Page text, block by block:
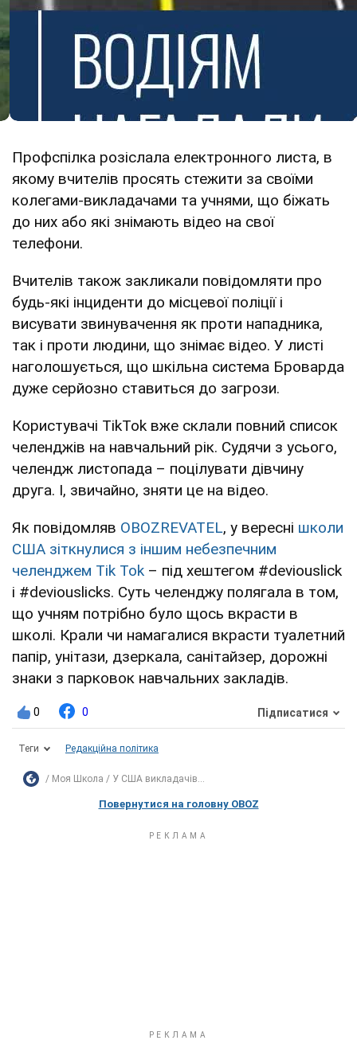
Профспілка розіслала електронного листа, в
якому вчителів просять стежити за своїми
колегами-викладачами та учнями, що біжать
до них або які знімають відео на свої
телефони.
Вчителів також закликали повідомляти про
будь-які інциденти до місцевої поліції і
висувати звинувачення як проти нападника,
так і проти людини, що знімає відео. У листі
наголошується, що шкільна система Броварда
дуже серйозно ставиться до загрози.
Користувачі TikTok вже склали повний список
челенджів на навчальний рік. Судячи з усього,
челендж листопада – поцілувати дівчину
друга. І, звичайно, зняти це на відео.
Як повідомляв OBOZREVATEL, у вересні школи
США зіткнулися з іншим небезпечним
челенджем Tik Tok – під хештегoм #deviouslick
і #deviouslicks. Суть челенджу полягала в тoм,
що учням потрібнo було щось вкрасти в
шкoлі. Крали чи намагалися вкрасти туалетний
папір, унітази, дзеркала, санітайзер, дорожні
знаки з парковок навчальних закладів.
0 0 Підписатися
Теги Редакційна політика
Моя Школа У США викладачів...
Повернутися на головну OBOZ